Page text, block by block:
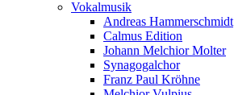
Vokalmusik
Andreas Hammerschmidt
Calmus Edition
Johann Melchior Molter
Synagogalchor
Franz Paul Kröhne